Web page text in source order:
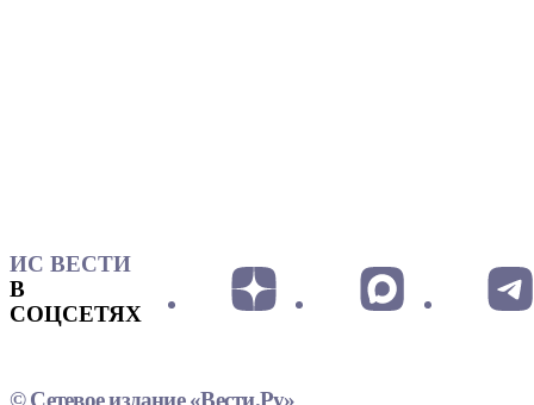
ИС ВЕСТИ
В
СОЦСЕТЯХ
© Сетевое издание «Вести.Ру»